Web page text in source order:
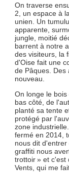
On traverse
2, un espace à la
unien. Un
apparente,
jungle, moitié
barrent à notre
des visiteurs, la
d'Oise fait une
de Pâques. Des
nouveau.
On longe le
bas côté, de
planté sa tente
protégé par
zone
fermé en 2014,
nous dit
graffiti nous
trottoir » et c'est
Vents, qui me